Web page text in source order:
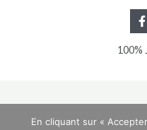
100%
En cliquant sur «